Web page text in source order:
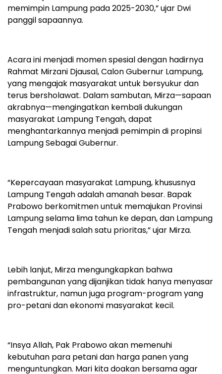
memimpin Lampung pada 2025-2030,” ujar Dwi
panggil sapaannya.
Acara ini menjadi momen spesial dengan hadirnya
Rahmat Mirzani Djausal, Calon Gubernur Lampung,
yang mengajak masyarakat untuk bersyukur dan
terus bersholawat. Dalam sambutan, Mirza—sapaan
akrabnya—mengingatkan kembali dukungan
masyarakat Lampung Tengah, dapat
menghantarkannya menjadi pemimpin di propinsi
Lampung Sebagai Gubernur.
“Kepercayaan masyarakat Lampung, khususnya
Lampung Tengah adalah amanah besar. Bapak
Prabowo berkomitmen untuk memajukan Provinsi
Lampung selama lima tahun ke depan, dan Lampung
Tengah menjadi salah satu prioritas,” ujar Mirza.
Lebih lanjut, Mirza mengungkapkan bahwa
pembangunan yang dijanjikan tidak hanya menyasar
infrastruktur, namun juga program-program yang
pro-petani dan ekonomi masyarakat kecil.
“Insya Allah, Pak Prabowo akan memenuhi
kebutuhan para petani dan harga panen yang
menguntungkan. Mari kita doakan bersama agar